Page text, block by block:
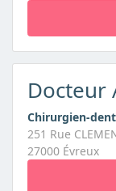
Docteur
Chirurgien-
251 Rue
27000 Évreux